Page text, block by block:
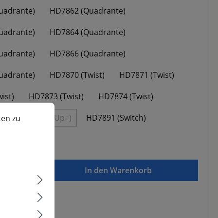
HD7862 (Quadrante)
HD7864 (Quadrante)
HD7866 (Quadrante)
HD7870 (Twist)
HD7871 (Twist)
HD7873 (Twist)
HD7874 (Twist)
Option ist zurzeit nicht verfügbar.)
HD7884 (Up+)(Diese Option ist zurzeit nicht verfügbar.)
HD7891 (Switch)
In den Warenkorb
können.
Mehr Informationen ...
zu